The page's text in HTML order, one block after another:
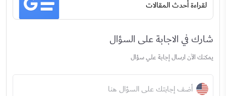
لقراءة أحدث المقالات
شارك في الاجابة على السؤال
يمكنك الآن ارسال إجابة علي سؤال
أضف إجابتك على السؤال هنا